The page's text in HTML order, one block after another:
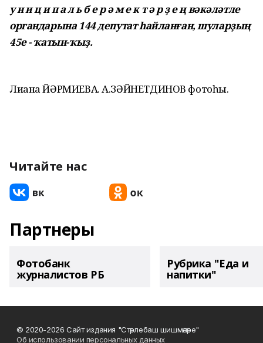
у н и ц и п а л ь б е р ә м е к т ә р ҙ е ң вәкәләтле
органдарына 144 депутат һайланған, шуларҙың
45е - ҡатын-ҡыҙ.
Лиана ЙӘРМИЕВА. А.ЗӘЙНЕТДИНОВ фотоһы.
Читайте нас
Партнеры
Фотобанк
журналистов РБ
Рубрика "Еда и
напитки"
© 2020-2026 Сайт издания "Стәрлебаш шишмәләре"
Об использовании персональных данных